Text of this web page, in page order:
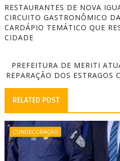
RESTAURANTES DE NOVA
CIRCUITO GASTRONÔMICO
CARDÁPIO TEMÁTICO QUE
CIDADE
PREFEITURA DE MERITI
REPARAÇÃO DOS ESTRAGOS
RELATED POST
CONDECORAÇÃO